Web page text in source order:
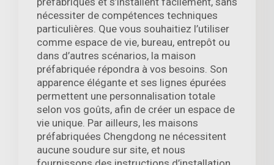
nécessiter de compétences techniques
particulières. Que vous souhaitiez l’utiliser
comme espace de vie, bureau, entrepôt ou
dans d’autres scénarios, la maison
préfabriquée répondra à vos besoins. Son
apparence élégante et ses lignes épurées
permettent une personnalisation totale
selon vos goûts, afin de créer un espace de
vie unique. Par ailleurs, les maisons
préfabriquées Chengdong ne nécessitent
aucune soudure sur site, et nous